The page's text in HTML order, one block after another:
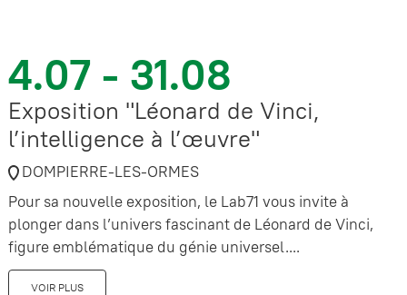
4.07 - 31.08
Exposition "Léonard de Vinci,
l’intelligence à l’œuvre"
DOMPIERRE-LES-ORMES
Pour sa nouvelle exposition, le Lab71 vous invite à
plonger dans l’univers fascinant de Léonard de Vinci,
figure emblématique du génie universel....
VOIR PLUS